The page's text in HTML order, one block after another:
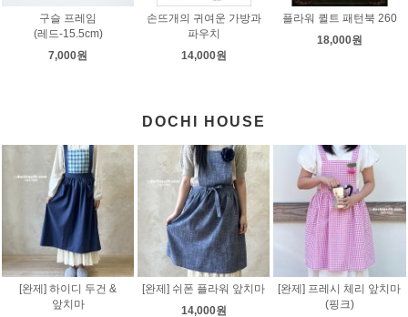
구슬 프레임
(레드-15.5cm)
7,000원
손뜨개의 귀여운 가방과
파우치
14,000원
플라워 퀼트 패턴북 260
18,000원
DOCHI HOUSE
[완제] 하이디 두건 &
앞치마
[완제] 쉬폰 플라워 앞치마
14,000원
[완제] 프레시 체리 앞치마
(핑크)